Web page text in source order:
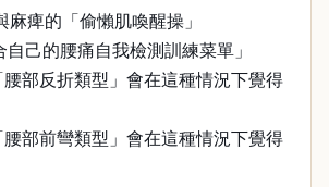
麻痺的「偷懶肌喚醒操」
自己的腰痛自我檢測訓練菜單」
腰部反折類型」會在這種情況下覺得
腰部前彎類型」會在這種情況下覺得